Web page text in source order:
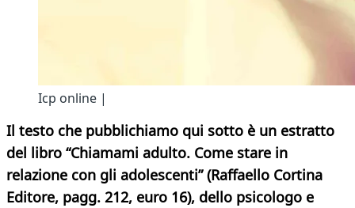
Icp online |
Il testo che pubblichiamo qui sotto è un estratto
del libro “Chiamami adulto. Come stare in
relazione con gli adolescenti” (Raffaello Cortina
Editore, pagg. 212, euro 16), dello psicologo e